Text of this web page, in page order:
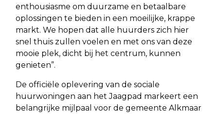
enthousiasme om duurzame en betaalbare
oplossingen te bieden in een moeilijke, krappe
markt. We hopen dat alle huurders zich hier
snel thuis zullen voelen en met ons van deze
mooie plek, dicht bij het centrum, kunnen
genieten”.
De officiële oplevering van de sociale
huurwoningen aan het Jaagpad markeert een
belangrijke mijlpaal voor de gemeente Alkmaar